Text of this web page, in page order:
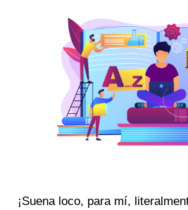
¡Suena loco, para mí,